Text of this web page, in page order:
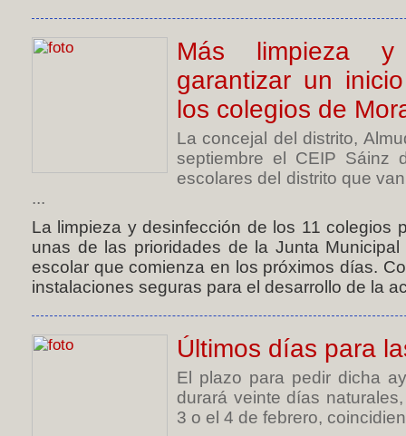
Más limpieza y
garantizar un
los colegios de
La concejal del distrito,
septiembre el CEIP Sáinz
escolares del distrito que
...
La limpieza y desinfección de los 11 colegios
unas de las prioridades de la Junta
escolar que comienza en los próximos días.
instalaciones seguras para el desarrollo de la
Últimos días para
El plazo para pedir dicha
durará veinte días
3 o el 4 de febrero,